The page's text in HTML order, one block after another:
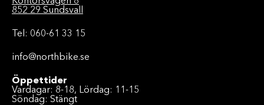
852 29 Sundsvall
Tel: 060-61 33 15
info@northbike.se
Öppettider
Vardagar: 8-18, Lördag: 11-15
Söndag: Stängt